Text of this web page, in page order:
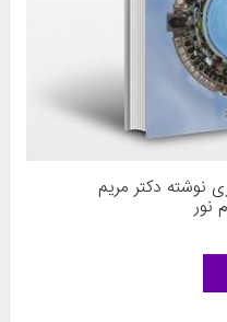
دکتر مریم
نور